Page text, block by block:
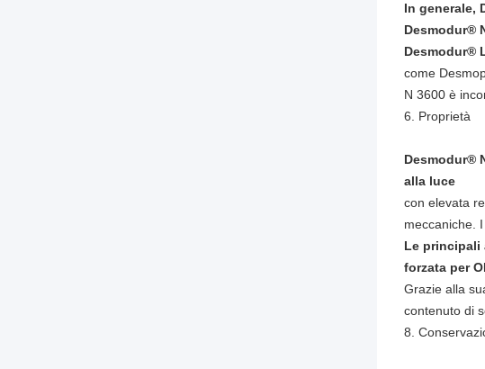
In generale,
Desmodur®
Desmodur®
come
N 3600 è
6. Proprietà
Desmodur®
alla luce
con elevata
meccaniche.
Le principali
forzata per
Grazie alla
contenuto di
8.